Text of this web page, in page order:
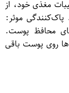
مغذی خود، از
و ترک‌های پوستی جلوگیری می‌کند. 2. پاک‌کنندگی موثر:
محافظ پوست.
روی پوست باقی